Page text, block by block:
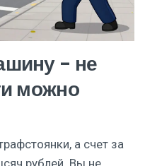
- не
можно
а счет за